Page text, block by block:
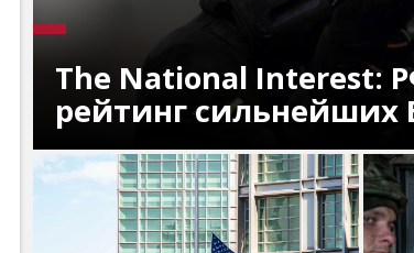
The National Interest:
рейтинг сильнейших